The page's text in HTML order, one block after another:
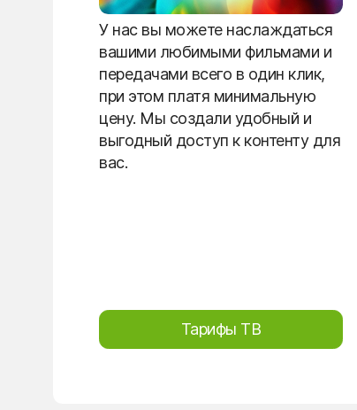
У нас вы можете наслаждаться
вашими любимыми фильмами и
передачами всего в один клик,
при этом платя минимальную
цену. Мы создали удобный и
выгодный доступ к контенту для
вас.
Тарифы ТВ